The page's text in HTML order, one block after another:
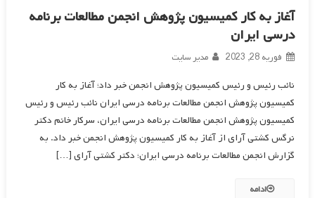
آغاز به کار کمیسیون پژوهش انجمن مطالعات برنامه
درسی ایران
فوریه 28, 2023 مدیر سایت
نائب رئیس و رئیس کمیسیون پژوهش انجمن خبر داد؛ آغاز به کار
کمیسیون پژوهش انجمن مطالعات برنامه درسی ایران نائب رئیس و رئیس
کمیسیون پژوهش انجمن مطالعات برنامه درسی ایران، سرکار خانم دکتر
نرگس کشتی آرای از آغاز به کار کمیسیون پژوهش انجمن خبر داد. به
گزارش انجمن مطالعات برنامه درسی ایران؛ دکتر کشتی آرای […]
ادامه